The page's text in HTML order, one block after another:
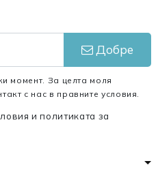
Добре
момент. За целта моля
с нас в правните условия.
и политиката за